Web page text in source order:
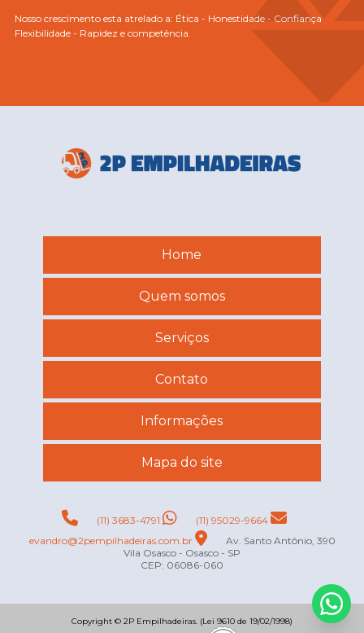
Nosso crescimento esta atrelado a: Ética - Honestidade - Confiança
Flexibilidade - Rapidez e competência.
Home
Quem somos
Serviços
Contato
Informações
Mapa do site
(11) 3683-4791
(11) 95029-9664
evandro@2pempilhadeiras.com.br
Av. Santo Antônio, 390
Vila Osasco - Osasco - SP
CEP: 06086-060
Copyright © 2P Empilhadeiras. (Lei 9610 de 19/02/1998)